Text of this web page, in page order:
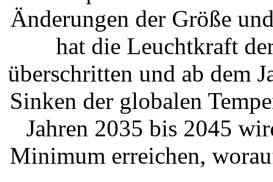
Änderungen der Größe
hat die Leuchtkraft
überschritten und ab dem
Sinken der globalen
Jahren 2035 bis 2045
Minimum erreichen,